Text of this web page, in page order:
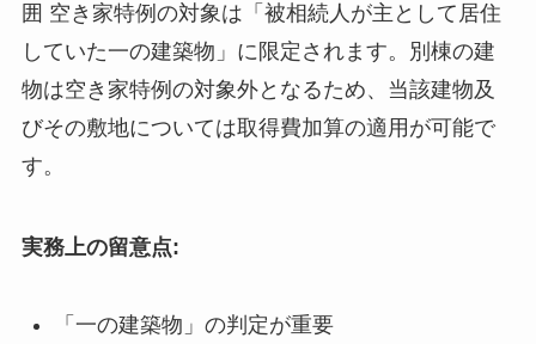
囲 空き家特例の対象は「被相続人が主として居住
していた一の建築物」に限定されます。別棟の建
物は空き家特例の対象外となるため、当該建物及
びその敷地については取得費加算の適用が可能で
す。
実務上の留意点:
「一の建築物」の判定が重要